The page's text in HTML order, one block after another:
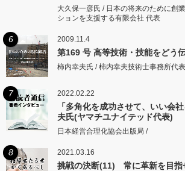
大久保一彦氏 / 日本の将来のために創
ションを支援する有限会社 代表
6 2009.11.4
第169 号 高等技術・技能をどう
柿内幸夫氏 / 柿内幸夫技術士事務所代表
7 2022.02.22
「多角化を成功させて、いい会
夫氏(ヤマチユナイテッド代表)
日本経営合理化協会出版局 /
8 2021.03.16
挑戦の決断(11) 常に革新を目指